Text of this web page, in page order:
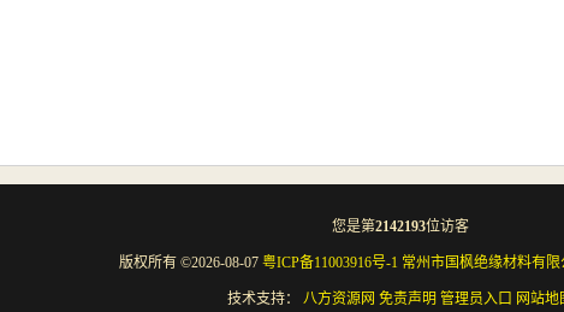
您是第2142193位访客
版权所有 ©2026-08-07 粤ICP备11003916号-1 常州市国枫绝缘材料有限
技术支持： 八方资源网 免责声明 管理员入口 网站地